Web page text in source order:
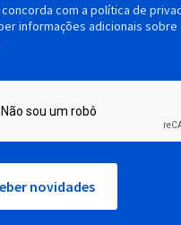
concorda com a política de
informações adicionais
novidades